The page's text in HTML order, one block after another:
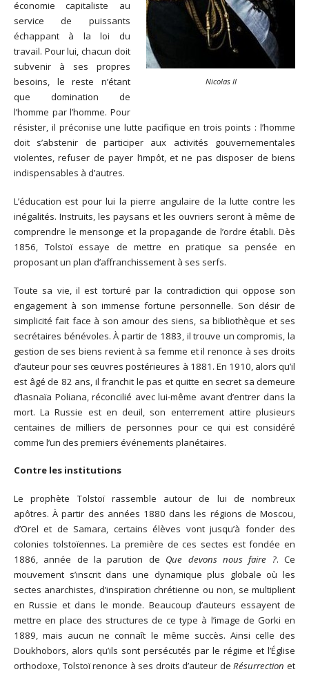
Nicolas II
économie capitaliste au
service de puissants
échappant à la loi du
travail. Pour lui, chacun doit
subvenir à ses propres
besoins, le reste n’étant
que domination de
l’homme par l’homme. Pour
résister, il préconise une lutte pacifique en trois points : l’homme
doit s’abstenir de participer aux activités gouvernementales
violentes, refuser de payer l’impôt, et ne pas disposer de biens
indispensables à d’autres.
L’éducation est pour lui la pierre angulaire de la lutte contre les
inégalités. Instruits, les paysans et les ouvriers seront à même de
comprendre le mensonge et la propagande de l’ordre établi. Dès
1856, Tolstoï essaye de mettre en pratique sa pensée en
proposant un plan d’affranchissement à ses serfs.
Toute sa vie, il est torturé par la contradiction qui oppose son
engagement à son immense fortune personnelle. Son désir de
simplicité fait face à son amour des siens, sa bibliothèque et ses
secrétaires bénévoles. À partir de 1883, il trouve un compromis, la
gestion de ses biens revient à sa femme et il renonce à ses droits
d’auteur pour ses œuvres postérieures à 1881. En 1910, alors qu’il
est âgé de 82 ans, il franchit le pas et quitte en secret sa demeure
d’Iasnaïa Poliana, réconcilié avec lui-même avant d’entrer dans la
mort. La Russie est en deuil, son enterrement attire plusieurs
centaines de milliers de personnes pour ce qui est considéré
comme l’un des premiers événements planétaires.
Contre les institutions
Le prophète Tolstoï rassemble autour de lui de nombreux
apôtres. À partir des années 1880 dans les régions de Moscou,
d’Orel et de Samara, certains élèves vont jusqu’à fonder des
colonies tolstoïennes. La première de ces sectes est fondée en
1886, année de la parution de Que devons nous faire ?. Ce
mouvement s’inscrit dans une dynamique plus globale où les
sectes anarchistes, d’inspiration chrétienne ou non, se multiplient
en Russie et dans le monde. Beaucoup d’auteurs essayent de
mettre en place des structures de ce type à l’image de Gorki en
1889, mais aucun ne connaît le même succès. Ainsi celle des
Doukhobors, alors qu’ils sont persécutés par le régime et l’Église
orthodoxe, Tolstoï renonce à ses droits d’auteur deRésurrection et